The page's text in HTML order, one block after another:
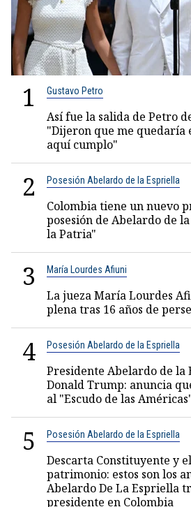
1 Gustavo Petro
Así fue la salida de Petro
"Dijeron que me quedaría
aquí cumplo"
2 Posesión Abelardo de la Espriella
Colombia tiene un nuevo
posesión de Abelardo de
la Patria"
3 María Lourdes Afiuni
La jueza María Lourdes
plena tras 16 años de
4 Posesión Abelardo de la Espriella
Presidente Abelardo de la
Donald Trump: anuncia
al "Escudo de las
5 Posesión Abelardo de la Espriella
Descarta Constituyente y
patrimonio: estos son los
Abelardo De La Espriella
presidente en Colombia